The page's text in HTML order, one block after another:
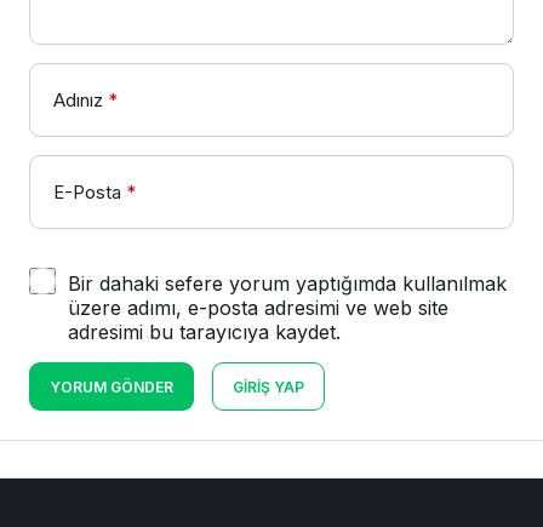
Adınız *
E-Posta *
Bir dahaki sefere yorum yaptığımda kullanılmak
üzere adımı, e-posta adresimi ve web site
adresimi bu tarayıcıya kaydet.
YORUM GÖNDER GIRIŞ YAP